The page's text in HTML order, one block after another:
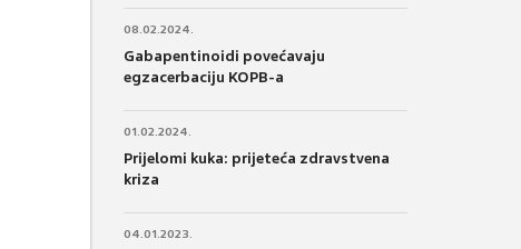
08.02.2024.
Gabapentinoidi povećavaju
egzacerbaciju KOPB-a
01.02.2024.
Prijelomi kuka: prijeteća zdravstvena
kriza
04.01.2023.